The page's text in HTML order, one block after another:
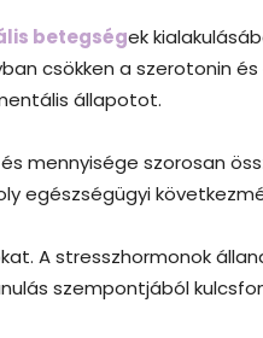
betegségek
csökken a szerotonin
állapotot.
mennyisége szorosan
egészségügyi
A stresszhormonok
szempontjából